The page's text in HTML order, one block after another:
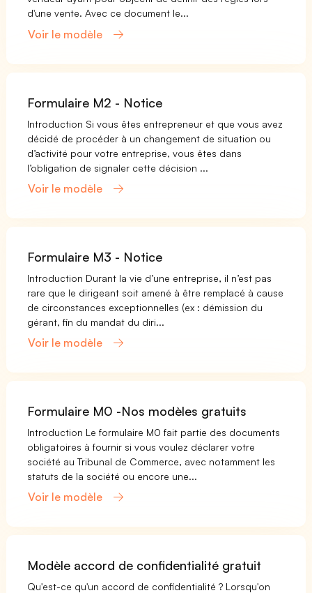
d'une vente. Avec ce document le...
Voir le modèle
Formulaire M2 - Notice
Introduction Si vous êtes entrepreneur et que vous avez
décidé de procéder à un changement de situation ou
d’activité pour votre entreprise, vous êtes dans
l’obligation de signaler cette décision ...
Voir le modèle
Formulaire M3 - Notice
Introduction Durant la vie d’une entreprise, il n’est pas
rare que le dirigeant soit amené à être remplacé à cause
de circonstances exceptionnelles (ex : démission du
gérant, fin du mandat du diri...
Voir le modèle
Formulaire M0 -Nos modèles gratuits
Introduction Le formulaire M0 fait partie des documents
obligatoires à fournir si vous voulez déclarer votre
société au Tribunal de Commerce, avec notamment les
statuts de la société ou encore une...
Voir le modèle
Modèle accord de confidentialité gratuit
Qu'est-ce qu'un accord de confidentialité ? Lorsqu'on